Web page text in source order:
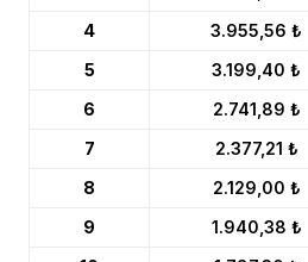
4
3.955,56 ₺
5
3.199,40 ₺
6
2.741,89 ₺
7
2.377,21 ₺
8
2.129,00 ₺
9
1.940,38 ₺